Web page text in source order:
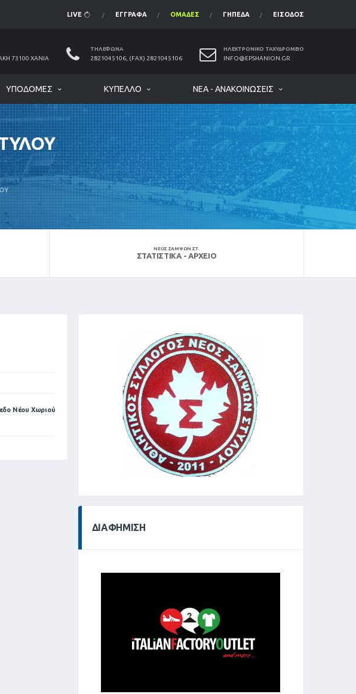
LIVE ΈΓΓΡΑΦΑ ΟΜΆΔΕΣ ΓΉΠΕΔΑ ΕΊΣΟΔΟΣ
73100 ΧΑΝΙΆ
ΤΗΛΈΦΩΝΑ
2821045106, (FAX) 2821045106
ΗΛΕΚΤΡΟΝΙΚΌ ΤΑΧΥΔΡΟΜΕΊΟ
INFO@EPSHANION.GR
ΥΠΟΔΟΜΈΣ ΚΎΠΕΛΛΟ ΝΈΑ - ΑΝΑΚΟΙΝΏΣΕΙΣ
ΝΕΟΣ ΣΑΜΨΩΝ ΣΤ.
ΣΤΑΤΙΣΤΙΚΆ - ΑΡΧΕΊΟ
Νέου Χωριού
ΔΙΑΦΉΜΙΣΗ